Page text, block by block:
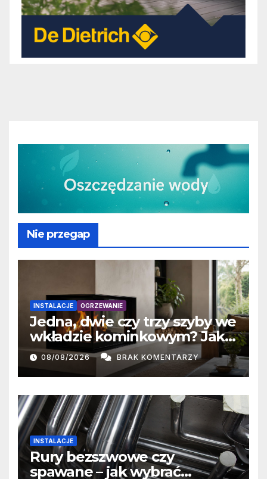
Nie przegap
INSTALACJE OGRZEWANIE
Jedna, dwie czy trzy szyby we
wkładzie kominkowym? Jak
przeszklenie wpływa na
oddawanie ciepła
08/08/2026 BRAK KOMENTARZY
INSTALACJE
Rury bezszwowe czy
spawane – jak wybrać